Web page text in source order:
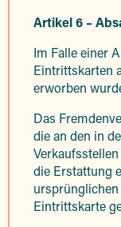
Artikel 6 –
Im Falle einer
Eintrittskarten
erworben
Das
die an den in
die Erstattung
Eintrittskarte